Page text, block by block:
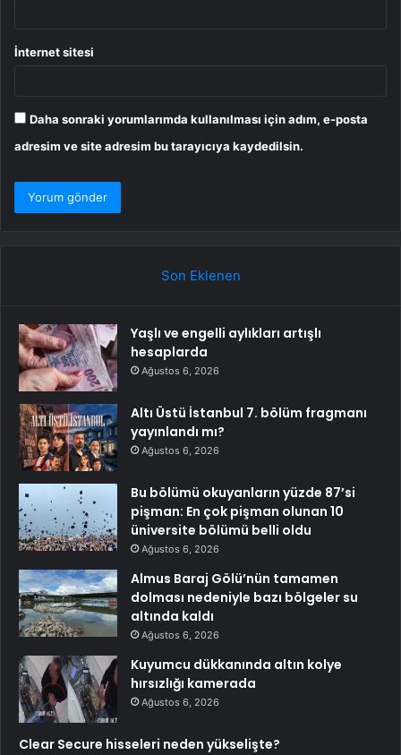
İnternet sitesi
Daha sonraki yorumlarımda kullanılması için adım, e-posta
adresim ve site adresim bu tarayıcıya kaydedilsin.
Son Eklenen
Yaşlı ve engelli aylıkları artışlı
hesaplarda
Ağustos 6, 2026
Altı Üstü İstanbul 7. bölüm fragmanı
yayınlandı mı?
Ağustos 6, 2026
Bu bölümü okuyanların yüzde 87’si
pişman: En çok pişman olunan 10
üniversite bölümü belli oldu
Ağustos 6, 2026
Almus Baraj Gölü’nün tamamen
dolması nedeniyle bazı bölgeler su
altında kaldı
Ağustos 6, 2026
Kuyumcu dükkanında altın kolye
hırsızlığı kamerada
Ağustos 6, 2026
Clear Secure hisseleri neden yükselişte?